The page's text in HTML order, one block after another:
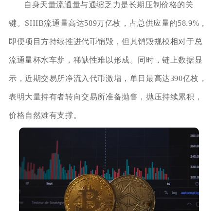
自身天量流通量与通缩乏力是长期压制价格的关
键。SHIB流通量高达589万亿枚，占总供应量的58.9%，
即便项目方持续推进代币销毁，但其销毁规模相对于总
流通量杯水车薪，稀缺性难以形成。同时，链上数据显
示，近期交易所净流入代币激增，单日最高达390亿枚，
表明大量持有者转向交易所准备抛售，抛压持续累积，
价格自然难有支撑。